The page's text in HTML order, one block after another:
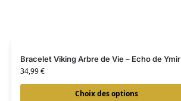
Bracelet Viking Arbre de Vie – Echo de Ymir
34,99€
Choix des options